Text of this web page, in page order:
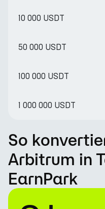
10 000 USDT
50 000 USDT
100 000 USDT
1 000 000 USDT
So
Arbitrum in
EarnPark